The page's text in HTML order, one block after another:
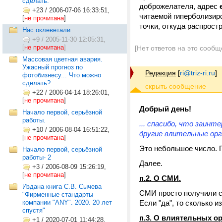
+23 / 2006-07-06 16:33:51,
[не прочитана]
Нас оклеветали
+9 / 2005-11-30 12:05:31,
[не прочитана]
Массовая цветная авария.
Ужасный прогноз по
фотобизнесу... Что можно
сделать?
+22 / 2006-04-14 18:26:01,
[не прочитана]
Начало первой, серьёзной
работы.
+10 / 2006-08-04 16:51:22,
[не прочитана]
Начало первой, серьёзной
работы- 2
+3 / 2006-08-09 15:26:19,
[не прочитана]
Издана книга С.В. Сычева
"Фирменные стандарты
компании "ANY". 2020. 20 лет
спустя"
+1 / 2020-07-01 11:44:28,
доброжелателя, адрес
читаемой
точки, откуда
[Нет ответов на это
Редакция [ri@triz-ri.ru]
Добрый день!
... спасибо, что
другие влительные
Это небольшое число.
Далее.
п.2. О СМИ.
СМИ просто получили
Если "да", то сколько
п.3. О влиятельных